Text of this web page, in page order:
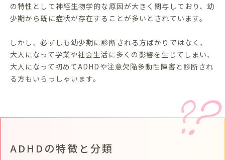
の特性として神経生物学的な原因が大きく関与しており、幼
少期から既に症状が存在することが多いとされています。
しかし、必ずしも幼少期に診断される方ばかりではなく、
大人になって学業や社会生活に多くの影響を生じてしまい、
大人になって初めてADHDや注意欠陥多動性障害と診断され
る方もいらっしゃいます。
ADHDの特徴と分類